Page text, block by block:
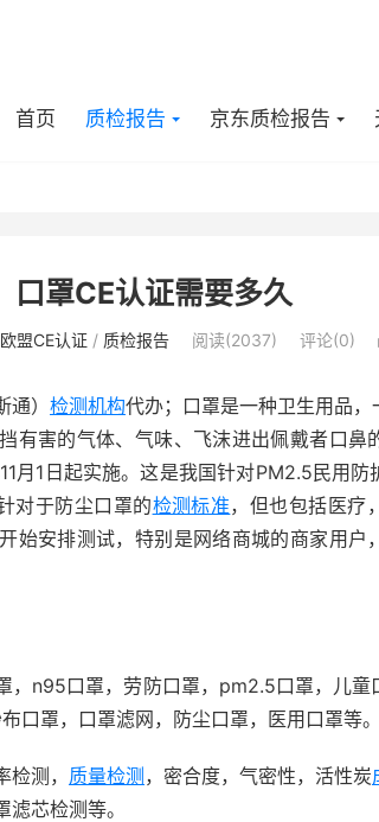
首页 质检报告 京东质检报告
口罩CE认证需要多久
欧盟CE认证/ 质检报告 阅读(2037) 评论(0)
通） 检测机构代办；口罩是一种卫生用品
有害的气体、气味、飞沫进出佩戴者口鼻
月1日起实施。这是我国针对PM2.5民用防
对于防尘口罩的检测标准，但也包括医疗
始安排测试，特别是网络商城的商家用户
，n95口罩，劳防口罩，pm2.5口罩，儿童
口罩，口罩滤网，防尘口罩，医用口罩等。
检测， 质量检测 ，密合度，气密性，活性炭
芯检测等。